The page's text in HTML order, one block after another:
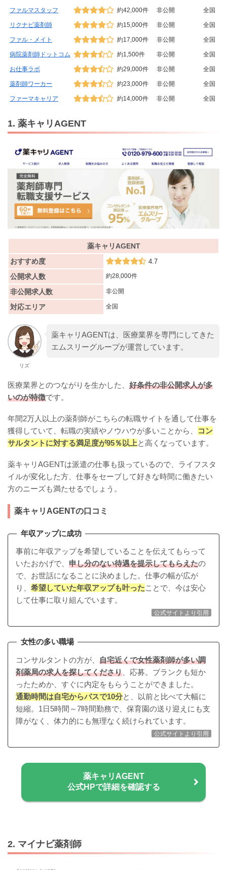
ファルマスタッフ 約42,000件 非公開 全国
リクナビ薬剤師 約15,000件 非公開 全国
ファル・メイト 約17,000件 非公開 全国
病院薬剤師ドットコム 約1,500件 非公開 全国
お仕事ラボ 約29,000件 非公開 全国
薬剤師ワーカー 約23,000件 非公開 全国
ファーマキャリア 約14,000件 非公開 全国
1. 薬キャリAGENT
薬キャリAGENT
おすすめ度
4.7
公開求人数 約28,000件
非公開求人数 非公開
対応エリア 全国
リズ
薬キャリAGENTは、医療業界を専門にしてきた
エムスリーグループが運営しています。
医療業界とのつながりを生かした、 好条件の非公開求人が多
いのが特徴です。
年間2万人以上の薬剤師がこちらの転職サイトを通して仕事を
獲得していて、転職の実績やノウハウが多いことから、
コン
サルタントに対する満足度が95％以上と高くなっています。
薬キャリAGENTは派遣の仕事も扱っているので、ライフスタ
イルが変化した方、仕事をセーブして好きな時間に働きたい
方のニーズも満たせるでしょう。
薬キャリAGENTの口コミ
年収アップに成功
事前に年収アップを希望していることを伝えてもらって
いたおかげで、 申し分のない待遇を提示してもらえたの
で、お世話になることに決めました。仕事の幅が広が
り、 希望していた年収アップも叶ったことで、今は安心
して仕事に取り組んでいます。
公式サイトより引用
女性の多い職場
コンサルタントの方が、 自宅近くで女性薬剤師が多い調
剤薬局の求人を探してくださり 、応募。ブランクも短か
ったためか、すぐに内定をもらうことができました。
通勤時間は自宅からバスで10分と、以前と比べて大幅に
短縮。1日5時間～7時間勤務で、保育園の送り迎えにも支
障がなく、体力的にも無理なく続けられています。
公式サイトより引用
薬キャリAGENT
公式HPで詳細を確認する
2. マイナビ薬剤師